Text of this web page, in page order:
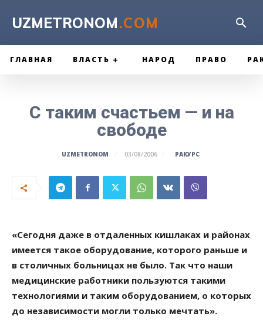
UZMETRONOM.COM
ГЛАВНАЯ ВЛАСТЬ НАРОД ПРАВО
С таким счастьем — и на
свободе
UZMETRONOM 03/08/2006 РАКУРС
«Сегодня даже в отдаленных кишлаках и районах
имеется такое оборудование, которого раньше и
в столичных больницах не было. Так что наши
медицинские работники пользуются такими
технологиями и таким оборудованием, о которых
до независимости могли только мечтать».